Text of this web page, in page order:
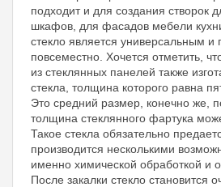
подходит и для создания створок
шкафов, для фасадов мебели
стекло является универсальным и
повсеместно. Хочется отметить,
из стеклянных панелей также
стекла, толщина которого равна
Это средний размер, конечно же,
толщина стеклянного фартука
Такое стекла обязательно
производится несколькими
именно химической обработкой и
После закалки стекло становится